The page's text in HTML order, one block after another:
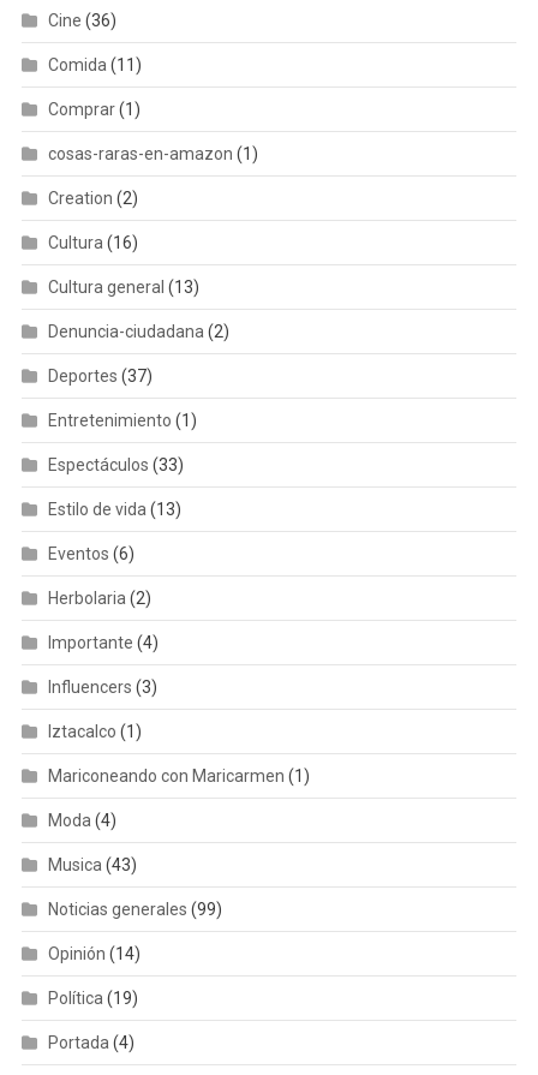
Cine (36)
Comida (11)
Comprar(1)
cosas-raras-en-amazon (1)
Creation (2)
Cultura (16)
Cultura general (13)
Denuncia-ciudadana (2)
Deportes (37)
Entretenimiento (1)
Espectáculos (33)
Estilo de vida (13)
Eventos (6)
Herbolaria (2)
Importante (4)
Influencers (3)
Iztacalco (1)
Mariconeando con Maricarmen (1)
Moda (4)
Musica (43)
Noticias generales (99)
Opinión (14)
Política (19)
Portada (4)